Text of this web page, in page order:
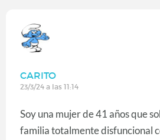
CARITO
23/3/24 a las 11:14
Soy una mujer de 41 años que
familia totalmente disfuncional